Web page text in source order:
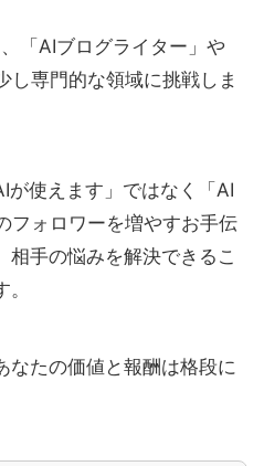
「AIブログライター」や
し専門的な領域に挑戦しま
が使えます」ではなく「AI
フォロワーを増やすお手伝
手の悩みを解決できるこ
なたの価値と報酬は格段に